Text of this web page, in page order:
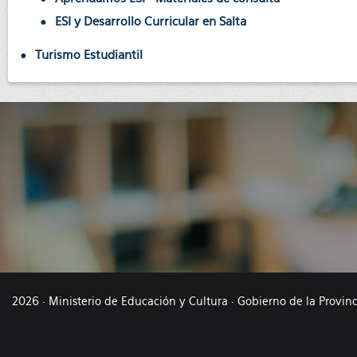
ESI y Desarrollo Curricular en Salta
Turismo Estudiantil
2026 · Ministerio de Educación y Cultura · Gobierno de la